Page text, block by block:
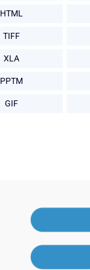
HTML
TIFF
XLA
PPTM
GIF